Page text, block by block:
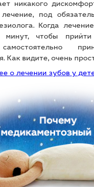
никакого
лечение, под
Когда
минут, чтобы
Как видите, очень
о лечении зубов у